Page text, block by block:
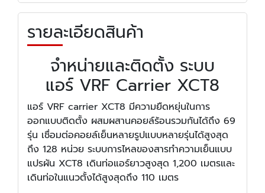
รายละเอียดสินค้า
จำหน่ายและติดตั้ง ระบบ
แอร์ VRF Carrier XCT8
แอร์ VRF carrier XCT8 มีความยืดหยุ่นในการ
ออกแบบติดตั้ง ผสมผสานคอยล์ร้อนรวมกันได้ถึง 69
รุ่น เชื่อมต่อคอยล์เย็นหลายรูปแบบหลายรุ่นได้สูงสุด
ถึง 128 หน่วย ระบบการไหลของสารทำความเย็นแบบ
แปรผัน XCT8 เดินท่อแอร์ยาวสูงสุด 1,200 เมตรและ
เดินท่อในแนวตั้งได้สูงสุดถึง 110 เมตร